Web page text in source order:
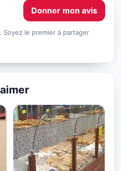
Donner mon avis
Soyez le premier à partager